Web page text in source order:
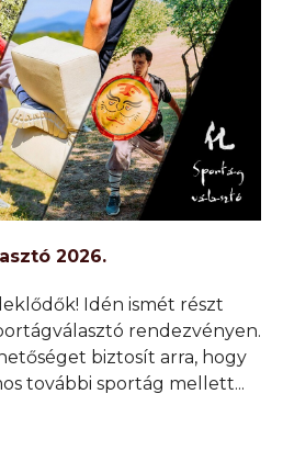
2026.
Idén ismét részt
rendezvényen.
biztosít arra, hogy
további sportág mellett